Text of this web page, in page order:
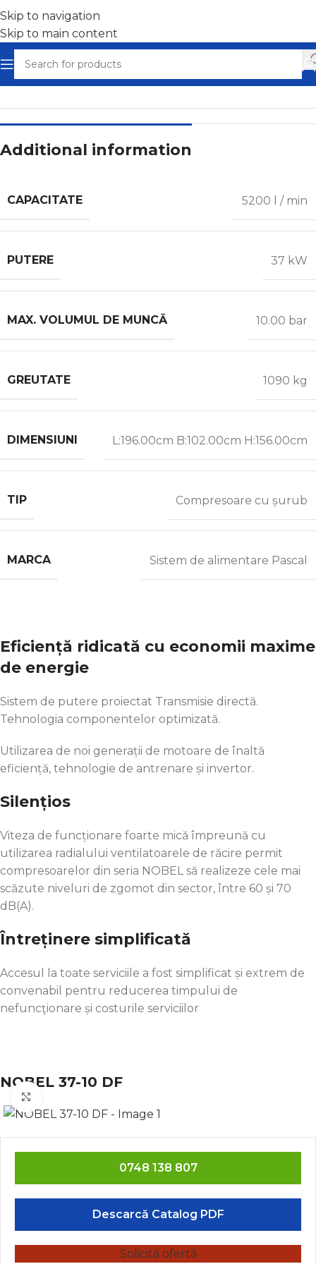
Skip to navigation
Skip to main content
Home/Compresoare cu șurub
Additional information
CAPACITATE 5200 l / min
PUTERE 37 kW
MAX. VOLUMUL DE MUNCĂ 10.00 bar
GREUTATE 1090 kg
DIMENSIUNI L:196.00cm B:102.00cm H:156.00cm
TIP Compresoare cu șurub
MARCA Sistem de alimentare Pascal
Eficiență ridicată cu economii maxime
de energie
Sistem de putere proiectat Transmisie directă.
Tehnologia componentelor optimizată.
Utilizarea de noi generații de motoare de înaltă
eficiență, tehnologie de antrenare și invertor.
Silențios
Viteza de funcționare foarte mică împreună cu
utilizarea radialului ventilatoarele de răcire permit
compresoarelor din seria NOBEL să realizeze cele mai
scăzute niveluri de zgomot din sector, între 60 și 70
dB(A).
Întreținere simplificată
Accesul la toate serviciile a fost simplificat și extrem de
convenabil pentru reducerea timpului de
nefuncţionare și costurile serviciilor
NOBEL 37-10 DF
0748 138 807
Descarcă Catalog PDF
Solicită ofertă